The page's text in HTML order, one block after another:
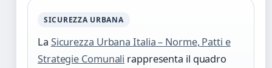
SICUREZZA URBANA
La Sicurezza Urbana Italia – Norme, Patti e
Strategie Comunali rappresenta il quadro